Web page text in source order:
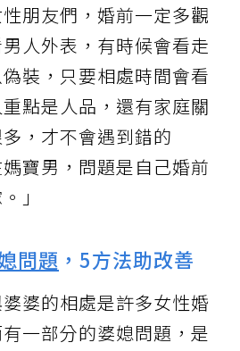
朋友們，婚前一定多觀
人外表，有時候會看走
裝，只要相處時間會看
點是人品，還有家庭關
，才不會遇到錯的
寶男，問題是自己婚前
」
問題 ，5方法助改善
婆的相處是許多女性婚
一部分的婆媳問題，是